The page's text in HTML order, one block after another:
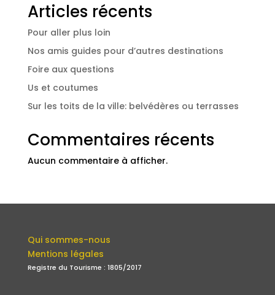
Articles récents
Pour aller plus loin
Nos amis guides pour d’autres destinations
Foire aux questions
Us et coutumes
Sur les toits de la ville: belvédères ou terrasses
Commentaires récents
Aucun commentaire à afficher.
Qui sommes-nous
Mentions légales
Registre du Tourisme : 1805/2017